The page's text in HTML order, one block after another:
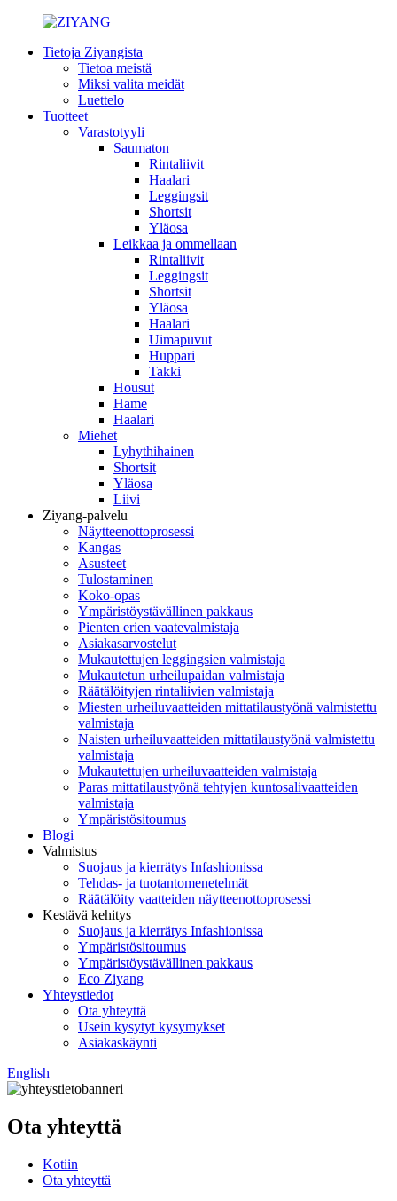
Tietoja Ziyangista
Tietoa meistä
Miksi valita meidät
Luettelo
Tuotteet
Varastotyyli
Saumaton
Rintaliivit
Haalari
Leggingsit
Shortsit
Yläosa
Leikkaa ja ommellaan
Rintaliivit
Leggingsit
Shortsit
Yläosa
Haalari
Uimapuvut
Huppari
Takki
Housut
Hame
Haalari
Miehet
Lyhythihainen
Shortsit
Yläosa
Liivi
Ziyang-palvelu
Näytteenottoprosessi
Kangas
Asusteet
Tulostaminen
Koko-opas
Ympäristöystävällinen pakkaus
Pienten erien vaatevalmistaja
Asiakasarvostelut
Mukautettujen leggingsien valmistaja
Mukautetun urheilupaidan valmistaja
Räätälöityjen rintaliivien valmistaja
Miesten urheiluvaatteiden mittatilaustyönä valmistettu
valmistaja
Naisten urheiluvaatteiden mittatilaustyönä valmistettu
valmistaja
Mukautettujen urheiluvaatteiden valmistaja
Paras mittatilaustyönä tehtyjen kuntosalivaatteiden
valmistaja
Ympäristösitoumus
Blogi
Valmistus
Suojaus ja kierrätys Infashionissa
Tehdas- ja tuotantomenetelmät
Räätälöity vaatteiden näytteenottoprosessi
Kestävä kehitys
Suojaus ja kierrätys Infashionissa
Ympäristösitoumus
Ympäristöystävällinen pakkaus
Eco Ziyang
Yhteystiedot
Ota yhteyttä
Usein kysytyt kysymykset
Asiakaskäynti
English
Ota yhteyttä
Kotiin
Ota yhteyttä